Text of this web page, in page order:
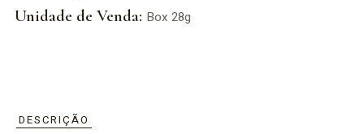
Unidade de Venda: Box 28g
DESCRIÇÃO